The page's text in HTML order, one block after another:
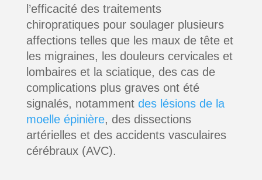
l’efficacité des traitements
chiropratiques pour soulager plusieurs
affections telles que les maux de tête et
les migraines, les douleurs cervicales et
lombaires et la sciatique, des cas de
complications plus graves ont été
signalés, notamment des lésions de la
moelle épinière, des dissections
artérielles et des accidents vasculaires
cérébraux (AVC).